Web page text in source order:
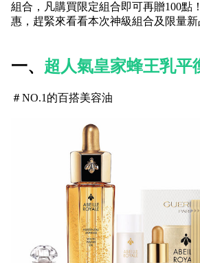
組合，凡購買限定組合即可再贈100點
惠，趕緊來看看本次神級組合及限量新
一、 超人氣皇家蜂王乳平
＃NO.1的百搭美容油